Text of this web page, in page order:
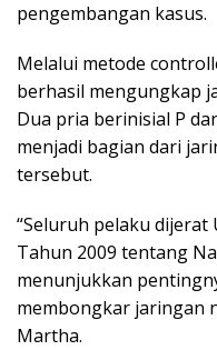
pengembangan kasus.
Melalui metode
berhasil mengungkap
Dua pria berinisial P
menjadi bagian dari
tersebut.
“Seluruh pelaku
Tahun 2009 tentang
menunjukkan
membongkar jaringan
Martha.